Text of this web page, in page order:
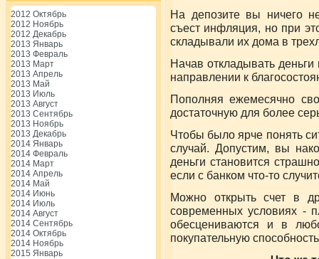
2012 Октябрь
2012 Ноябрь
2012 Декабрь
2013 Январь
2013 Февраль
2013 Март
2013 Апрель
2013 Май
2013 Июль
2013 Август
2013 Сентябрь
2013 Ноябрь
2013 Декабрь
2014 Январь
2014 Февраль
2014 Март
2014 Апрель
2014 Май
2014 Июнь
2014 Июль
2014 Август
2014 Сентябрь
2014 Октябрь
2014 Ноябрь
2015 Январь
На депозите вы ничего
съест инфляция, но при
складывали их дома в
Начав откладывать
направлении к
Пополняя ежемесячно
достаточную для более
Чтобы было ярче понять
случай. Допустим, вы
деньги становится
если с банком что-то
Можно открыть счет в
современных условиях -
обесцениваются и в
покупательную